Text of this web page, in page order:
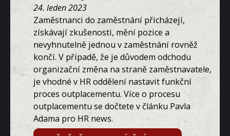
24. leden 2023
Zaměstnanci do zaměstnání přicházejí,
získávají zkušenosti, mění pozice a
nevyhnutelně jednou v zaměstnání rovněž
končí. V případě, že je důvodem odchodu
organizační změna na straně zaměstnavatele,
je vhodné v HR oddělení nastavit funkční
proces outplacementu. Více o procesu
outplacementu se dočtete v článku Pavla
Adama pro HR news.